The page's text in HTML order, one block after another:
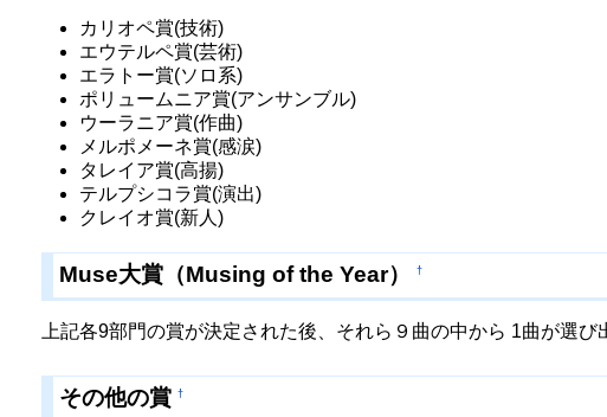
カリオペ賞(技術)
エウテルペ賞(芸術)
エラトー賞(ソロ系)
ポリュームニア賞(アンサンブル)
ウーラニア賞(作曲)
メルポメーネ賞(感涙)
タレイア賞(高揚)
テルプシコラ賞(演出)
クレイオ賞(新人)
Muse大賞（Musing of the Year） †
上記各9部門の賞が決定された後、それら９曲の中から 1曲が選び
その他の賞 †